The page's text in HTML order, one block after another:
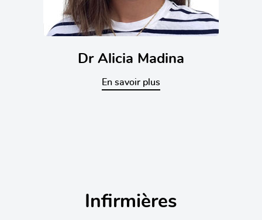
Dr Alicia Madina
En savoir plus
Infirmières